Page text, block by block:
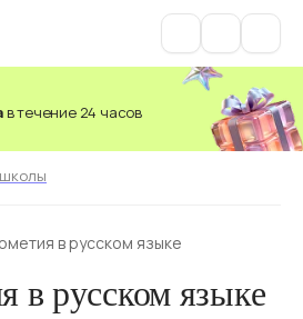
в течение 24 часов
в русском языке
в русском языке